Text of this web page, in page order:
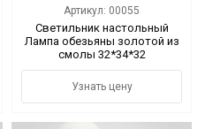
Артикул: 00055
Светильник настольный
Лампа обезьяны золотой из
смолы 32*34*32
Узнать цену